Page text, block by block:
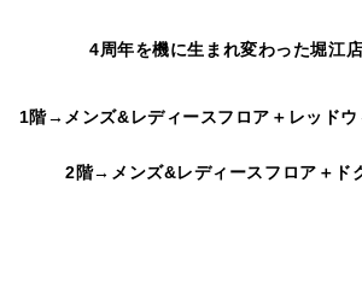
4周年を機に生まれ変わった堀江店
1階→メンズ&レディースフロア＋ レッド
2階→メンズ&レディースフロア＋ ド